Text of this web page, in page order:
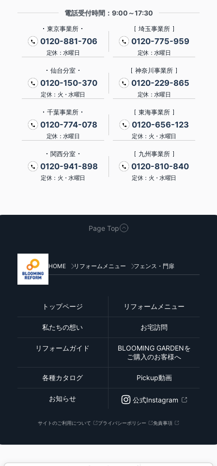
東京事業所
0120-881-706
定休：水曜日
埼玉事業所
0120-775-959
定休：水曜日
仙台分室
0120-150-370
定休：火・水曜日
神奈川事業所
0120-229-865
定休：水曜日
千葉事業所
0120-774-078
定休：水曜日
東海事業所
0120-656-123
定休：火・水曜日
関西分室
0120-941-898
定休：火・水曜日
九州事業所
0120-810-840
定休：火・水曜日
電話受付時間：9:00～17:30
HOME リフォームメニュー フェンス・門扉
Page Top
トップページ リフォームメニュー
私たちの想い お宅訪問
リフォームガイド
BLOOMING GARDENを
ご購入のお客様へ
各種カタログ Pickup動画
お知らせ 公式Instagram
サイトのご利用について プライバシーポリシー 免責事項